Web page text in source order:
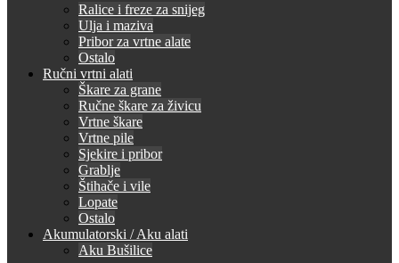
Ralice i freze za snijeg
Ulja i maziva
Pribor za vrtne alate
Ostalo
Ručni vrtni alati
Škare za grane
Ručne škare za živicu
Vrtne škare
Vrtne pile
Sjekire i pribor
Grablje
Štihače i vile
Lopate
Ostalo
Akumulatorski / Aku alati
Aku Bušilice